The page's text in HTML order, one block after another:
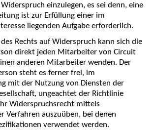
einzulegen, es sei denn, eine
ist zur Erfüllung einer im
liegenden Aufgabe erforderlich.
Rechts auf Widerspruch kann sich die
direkt jeden Mitarbeiter von Circuit
anderen Mitarbeiter wenden. Der
steht es ferner frei, im
mit der Nutzung von Diensten der
ungeachtet der Richtlinie
Widerspruchsrecht mittels
Verfahren auszuüben, bei denen
verwendet werden.